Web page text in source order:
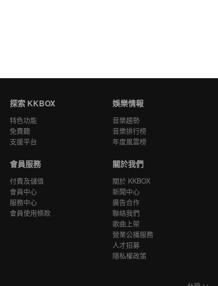
探索 KKBOX
特色功能
免費聽
支援平台
娛樂情報
音樂趨勢
音樂排行榜
年度風雲榜
會員服務
付費及儲值
會員中心
服務中心
會員使用條款
關於我們
關於 KKBOX
新聞中心
廣告合作
聯絡我們
歌曲上架
營業公播服務
人才招募
隱私權政策